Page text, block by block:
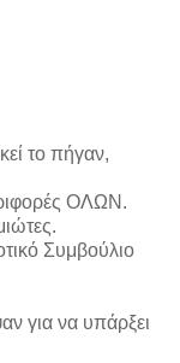
το πήγαν,
ΟΛΩΝ.
Συμβούλιο
για να υπάρξει